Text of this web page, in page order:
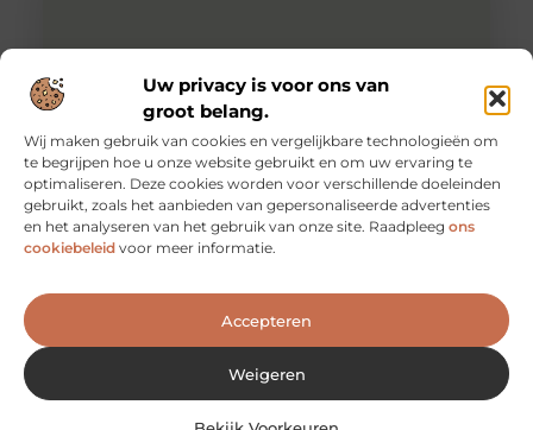
Uw privacy is voor ons van
groot belang.
Wij maken gebruik van cookies en vergelijkbare technologieën om
te begrijpen hoe u onze website gebruikt en om uw ervaring te
optimaliseren. Deze cookies worden voor verschillende doeleinden
gebruikt, zoals het aanbieden van gepersonaliseerde advertenties
en het analyseren van het gebruik van onze site. Raadpleeg ons
cookiebeleid voor meer informatie.
Accepteren
Weigeren
Een zadelhoes bedrukken als bedrijf!
Wanneer je weet dat er gemiddeld 23 miljoen fietsen in
gebruikt,